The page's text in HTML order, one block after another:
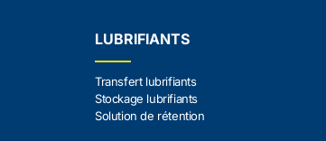
LUBRIFIANTS
Transfert lubrifiants
Stockage lubrifiants
Solution de rétention